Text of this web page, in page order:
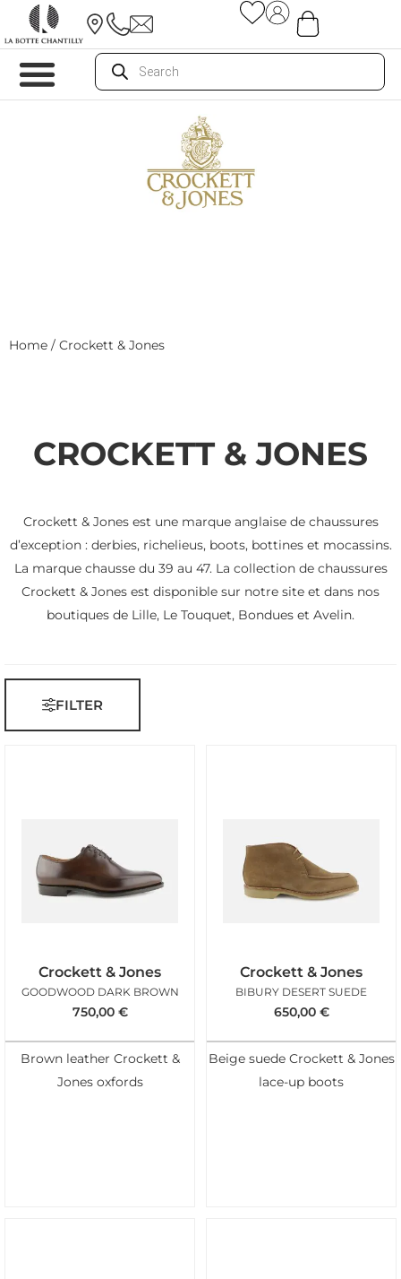
Home / Crockett & Jones
CROCKETT & JONES
Crockett & Jones est une marque anglaise de chaussures
d’exception : derbies, richelieus, boots, bottines et mocassins.
La marque chausse du 39 au 47. La collection de chaussures
Crockett & Jones est disponible sur notre site et dans nos
boutiques de Lille, Le Touquet, Bondues et Avelin.
FILTER
Crockett & Jones
GOODWOOD DARK BROWN
750,00 €
Brown leather Crockett &
Jones oxfords
Crockett & Jones
BIBURY DESERT SUEDE
650,00 €
Beige suede Crockett & Jones
lace-up boots